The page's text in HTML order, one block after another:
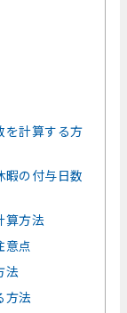
を計算する方
暇の付与日数
算方法
意点
法
方法